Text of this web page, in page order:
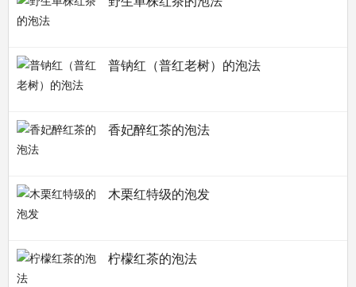
普钠红（普红老树）的泡法
香妃醉红茶的泡法
木栗红特级的泡发
柠檬红茶的泡法